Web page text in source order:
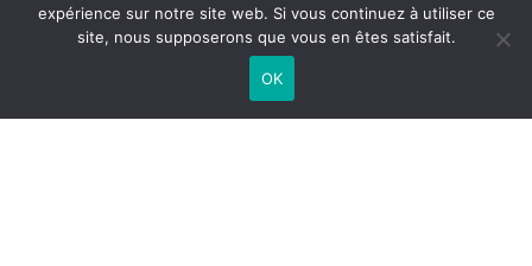
expérience sur notre site web. Si vous continuez à utiliser ce
site, nous supposerons que vous en êtes satisfait.
OK